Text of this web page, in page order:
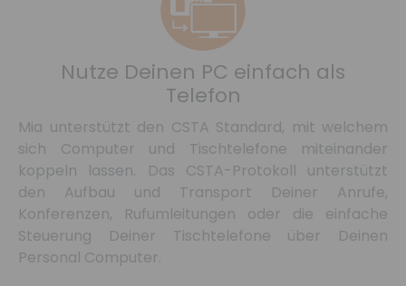
Nutze Deinen PC einfach als
Telefon
Mia unterstützt den CSTA Standard, mit welchem
sich Computer und Tischtelefone miteinander
koppeln lassen. Das CSTA-Protokoll unterstützt
den Aufbau und Transport Deiner Anrufe,
Konferenzen, Rufumleitungen oder die einfache
Steuerung Deiner Tischtelefone über Deinen
Personal Computer.